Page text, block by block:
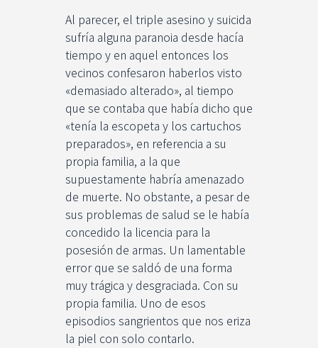
Al parecer, el triple asesino y suicida
sufría alguna paranoia desde hacía
tiempo y en aquel entonces los
vecinos confesaron haberlos visto
«demasiado alterado», al tiempo
que se contaba que había dicho que
«tenía la escopeta y los cartuchos
preparados», en referencia a su
propia familia, a la que
supuestamente habría amenazado
de muerte. No obstante, a pesar de
sus problemas de salud se le había
concedido la licencia para la
posesión de armas. Un lamentable
error que se saldó de una forma
muy trágica y desgraciada. Con su
propia familia. Uno de esos
episodios sangrientos que nos eriza
la piel con solo contarlo.